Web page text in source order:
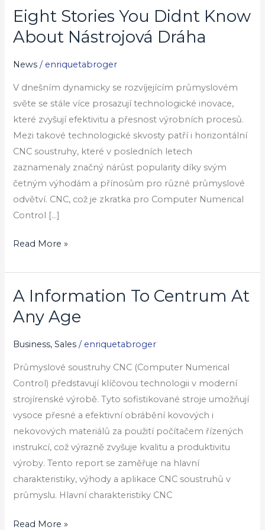
Eight Stories You Didnt Know
About Nástrojová Dráha
News / enriquetabroger
V dnešním dynamicky se rozvíjejícím průmyslovém
světe se stále více prosazují technologické inovace,
které zvyšují efektivitu a přesnost výrobních procesů.
Mezi takové technologické skvosty patří i horizontální
CNC soustruhy, které v posledních letech
zaznamenaly značný nárůst popularity díky svým
četným výhodám a přínosům pro různé průmyslové
odvětví. CNC, což je zkratka pro Computer Numerical
Control […]
Eight
Stories
You
Didnt
About
Nástrojová
Dráha
Read More »
A Information To Centrum At
Any Age
Business, Sales / enriquetabroger
Průmyslové soustruhy CNC (Computer Numerical
Control) představují klíčovou technologii v moderní
strojírenské výrobě. Tyto sofistikované stroje umožňují
vysoce přesné a efektivní obrábění kovových i
nekovových materiálů za použití počítačem řízených
instrukcí, což výrazně zvyšuje kvalitu a produktivitu
výroby. Tento report se zaměřuje na hlavní
charakteristiky, výhody a aplikace CNC soustruhů v
průmyslu. Hlavní charakteristiky CNC
A
Information
To
Centrum
Any
Age
Read More »